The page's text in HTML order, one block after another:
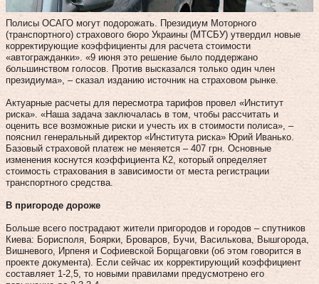
Полисы ОСАГО могут подорожать. Президиум Моторного
(транспортного) страхового бюро Украины (МТСБУ) утвердил новые
корректирующие коэффициенты для расчета стоимости
«автогражданки». «9 июня это решение было поддержано
большинством голосов. Против высказался только один член
президиума», – сказал изданию источник на страховом рынке.
Актуарные расчеты для пересмотра тарифов провел «Институт
риска». «Наша задача заключалась в том, чтобы рассчитать и
оценить все возможные риски и учесть их в стоимости полиса», –
пояснил генеральный директор «Института риска» Юрий Иванько.
Базовый страховой платеж не меняется – 407 грн. Основные
изменения коснутся коэффициента К2, который определяет
стоимость страхования в зависимости от места регистрации
транспортного средства.
В пригороде дороже
Больше всего пострадают жители пригородов и городов – спутников
Киева: Борисполя, Боярки, Броваров, Бучи, Василькова, Вышгорода,
Вишневого, Ирпеня и Софиевской Борщаговки (об этом говорится в
проекте документа). Если сейчас их корректирующий коэффициент
составляет 1-2,5, то новыми правилами предусмотрено его